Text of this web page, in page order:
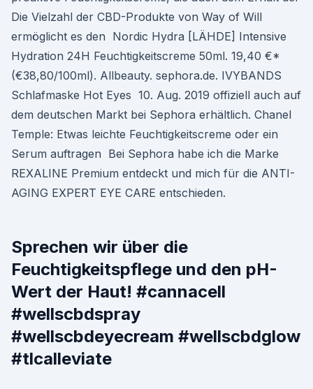
Die Vielzahl der CBD-Produkte von Way of Will
ermöglicht es den Nordic Hydra [LÄHDE] Intensive
Hydration 24H Feuchtigkeitscreme 50ml. 19,40 €*
(€38,80/100ml). Allbeauty. sephora.de. IVYBANDS
Schlafmaske Hot Eyes 10. Aug. 2019 offiziell auch auf
dem deutschen Markt bei Sephora erhältlich. Chanel
Temple: Etwas leichte Feuchtigkeitscreme oder ein
Serum auftragen Bei Sephora habe ich die Marke
REXALINE Premium entdeckt und mich für die ANTI-
AGING EXPERT EYE CARE entschieden.
Sprechen wir über die
Feuchtigkeitspflege und den pH-
Wert der Haut! #cannacell
#wellscbdspray
#wellscbdeyecream #wellscbdglow
#tlcalleviate